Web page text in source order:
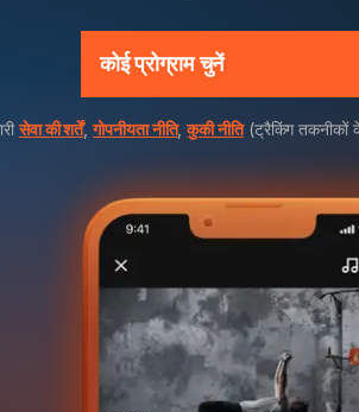
कोई प्रोग्राम चुनें
सेवा की शर्तें,गोपनीयता नीति,कुकी नीति(ट्रैकिंग तकनीकों